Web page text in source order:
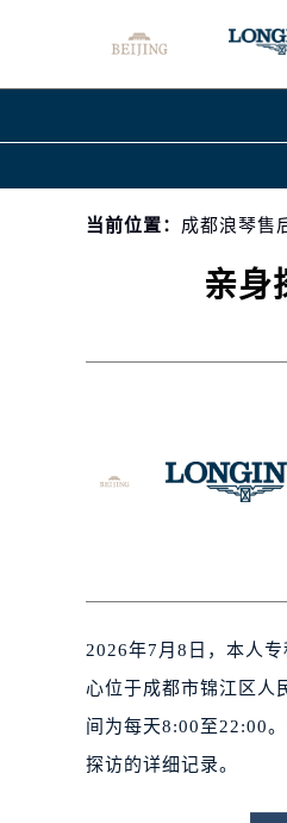
当前位置： 成都浪琴售
亲身
2026年7月8日，本人
心位于成都市锦江区人
间为每天8:00至22:00
探访的详细记录。